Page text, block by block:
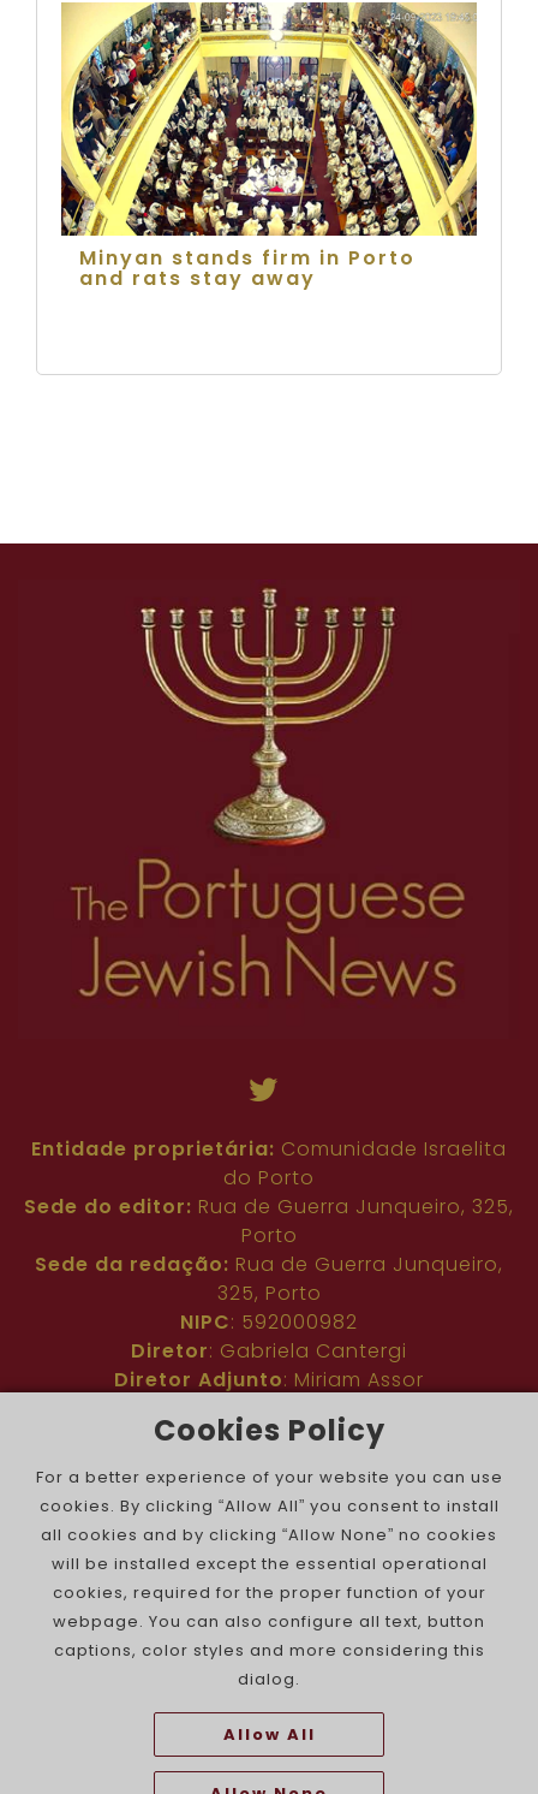
Minyan stands firm in Porto
and rats stay away
Entidade proprietária: Comunidade Israelita
do Porto
Sede do editor: Rua de Guerra Junqueiro, 325,
Porto
Sede da redação: Rua de Guerra Junqueiro,
325, Porto
NIPC: 592000982
Diretor: Gabriela Cantergi
Diretor Adjunto: Miriam Assor
Nº de inscrição na ERC: 127683
Público : Comunidade judaica no mundo todo
Colaboradores
: Membros da comunidade
judaica portuguesa e internacional
Contacto pjn@portuguesejewishnews.com
Periodicidade
: trissemanal
The Portuguese Jewish News ©
Cookies Policy
For a better experience of your website you can use
cookies. By clicking “Allow All” you consent to install
all cookies and by clicking “Allow None” no cookies
will be installed except the essential operational
cookies, required for the proper function of your
webpage. You can also configure all text, button
captions, color styles and more considering this
dialog.
Allow All